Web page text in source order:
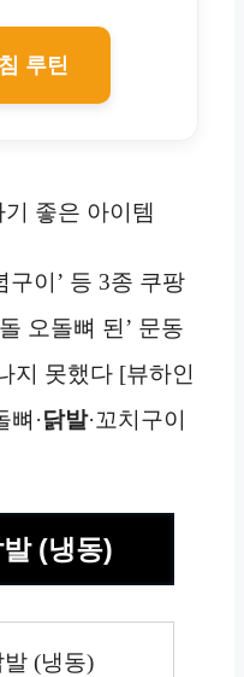
루틴
좋은 아이템
구이’ 등 3종 쿠팡
오돌뼈 된’ 문동
지 못했다 [뷰하인
뼈·닭발·꼬치구이
(냉동)
(냉동)